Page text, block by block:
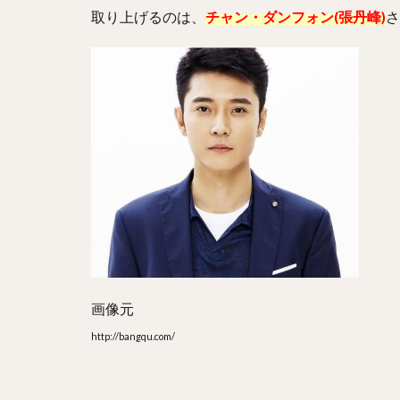
取り上げるのは、 チャン・ダンフォン(張丹峰)
画像元
http://bangqu.com/